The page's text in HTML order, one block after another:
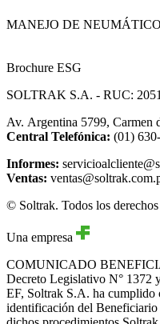
MANEJO DE
Brochure ESG
SOLTRAK S.A. - RUC:
Av. Argentina 5799, Carmen
Central Telefónica: (01)
Informes:
Ventas:
© Soltrak. Todos los derechos
Una empresa
COMUNICADO
Decreto Legislativo N° 1372
EF, Soltrak S.A. ha cumplido
identificación del